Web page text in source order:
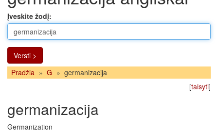
Įveskite žodį:
Versti >
Pradžia » G » germanizacija
[taisyti]
germanizacija
Germanization